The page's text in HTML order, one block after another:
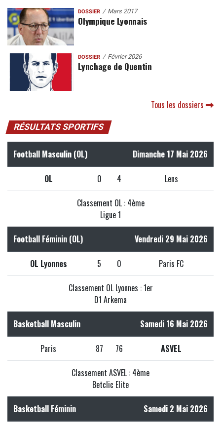
DOSSIER Mars 2017
Olympique Lyonnais
DOSSIER Février 2026
Lynchage de Quentin
Tous les dossiers
RÉSULTATS SPORTIFS
Football Masculin (OL) Dimanche 17 Mai 2026
OL 0 4 Lens
Classement OL : 4ème
Ligue 1
Football Féminin (OL) Vendredi 29 Mai 2026
OL Lyonnes 5 0 Paris FC
Classement OL Lyonnes : 1er
D1 Arkema
Basketball Masculin Samedi 16 Mai 2026
Paris 87 76 ASVEL
Classement ASVEL : 4ème
Betclic Elite
Basketball Féminin Samedi 2 Mai 2026